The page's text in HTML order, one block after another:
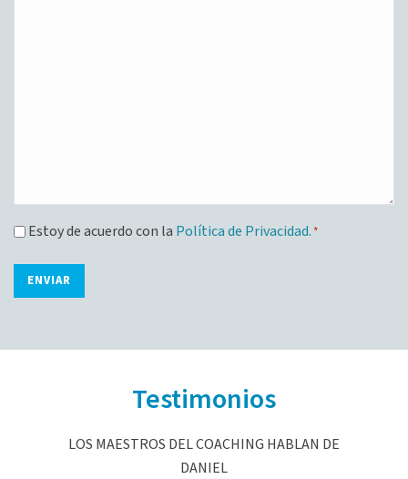
Consentimiento
Estoy de acuerdo con la Política de Privacidad.*
Testimonios
LOS MAESTROS DEL COACHING HABLAN DE
DANIEL